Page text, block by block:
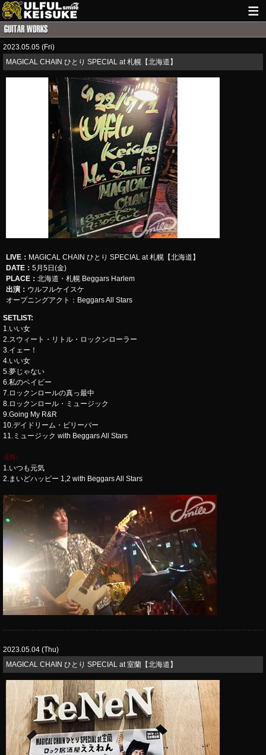
NEWS
LIVE INFO
GUITAR WORKS
ITEM
MAIL
2023.05.05 (Fri)
MAGICAL CHAIN ひとり SPECIAL at 札幌【北海道】
LIVE ： ​​​​​MAGICAL CHAIN ひとり SPECIAL at 札幌【北海道】
DATE： 5月5日(金)
PLACE： 北海道・札幌 Beggars Harlem
出演： ウルフルケイスケ
オープニングアクト：Beggars All Stars
SETLIST:
1.いい女
2.スウィート・リトル・ロックンローラー
3.イェー！
4.いい女
5.夢じゃない
6.私のベイビー
7.ロックンロールの真っ最中
8.ロックンロール・ミュージック
9.Going My R&R
10.デイドリーム・ビリーバー
11.ミュージック with Beggars All Stars
-EN-
1.いつも元気
2.まいどハッピー 1,2 with Beggars All Stars
2023.05.04 (Thu)
MAGICAL CHAIN ひとり SPECIAL at 室蘭【北海道】